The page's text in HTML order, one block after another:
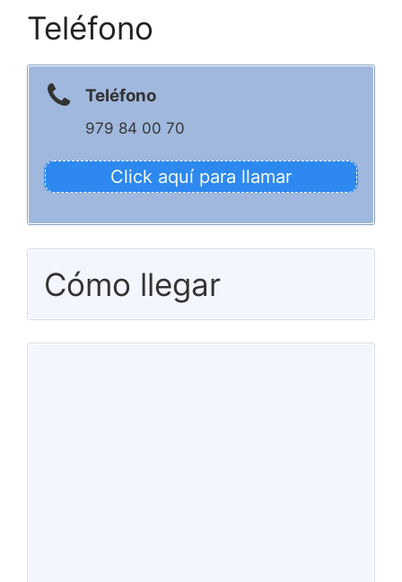
Teléfono
Teléfono
979 84 00 70
Click aquí para llamar
Cómo llegar